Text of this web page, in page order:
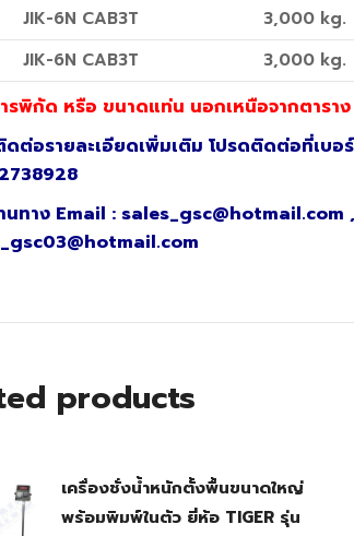
JIK-6N CAB3T
3,000 kg.
JIK-6N CAB3T
3,000 kg.
รพิกัด หรือ ขนาดแท่น นอกเหนือจากตาราง
ดต่อรายละเอียดเพิ่มเติม โปรดติดต่อที่เบ
นทาง Email :
products
เครื่องชั่งน้ำหนักตั้งพื้นขนาดใหญ่
พร้อมพิมพ์ในตัว ยี่ห้อ TIGER รุ่น